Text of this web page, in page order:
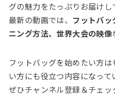
グの魅力をたっぷりお届けし
最新の動画では、 フットバ
ニング方法、世界大会の映像
フットバッグを始めたい方
い方にも役立つ内容になって
ぜひチャンネル登録＆チェッ